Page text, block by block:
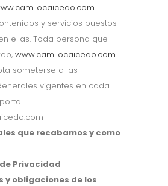
y servicios puestos
ellas. Toda persona que
www.camilocaicedo.com
someterse a las
vigentes en cada
que recabamos y como
Privacidad
y obligaciones de los